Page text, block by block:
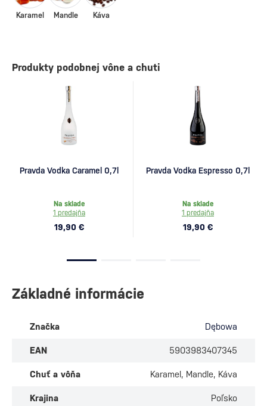
Karamel Mandle Káva
Produkty podobnej vône a chuti
Pravda Vodka Caramel 0,7l
Na sklade
1 predajňa
19,90 €
Pravda Vodka Espresso 0,7l
Na sklade
1 predajňa
19,90 €
Základné informácie
Značka Dębowa
EAN 5903983407345
Chuť a vôňa Karamel, Mandle, Káva
Krajina Poľsko